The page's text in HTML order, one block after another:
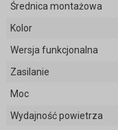
Średnica montażowa
Kolor
Wersja funkcjonalna
Zasilanie
Moc
Wydajność powietrza